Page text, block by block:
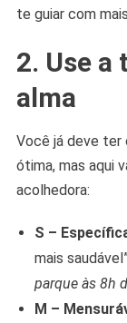
te guiar com
2. Use a
alma
Você já deve ter
ótima, mas aqui
acolhedora:
S –
mais
parque às 8h
M –